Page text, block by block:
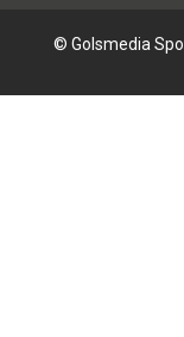
© Golsmedia